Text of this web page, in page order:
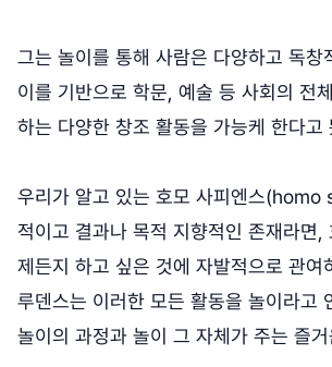
그는 놀이를 통해 사람은 다양하고 독창
이를 기반으로 학문, 예술 등 사회의 전
하는 다양한 창조 활동을 가능케 한다고
우리가 알고 있는 호모 사피엔스(homo
적이고 결과나 목적 지향적인 존재라면,
제든지 하고 싶은 것에 자발적으로 관여
루덴스는 이러한 모든 활동을 놀이라고
놀이의 과정과 놀이 그 자체가 주는 즐